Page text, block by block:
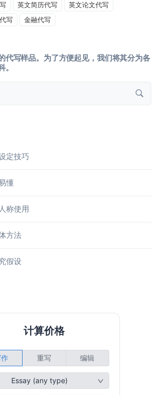
英文简历代写
英文论文代写
写 金融代写
代写样品。为了方便起见，我们将其分为各
定技巧
懂
称使用
方法
假设